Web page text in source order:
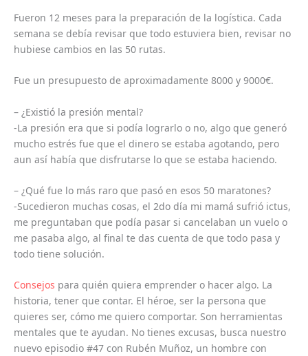
Fueron 12 meses para la preparación de la logística. Cada
semana se debía revisar que todo estuviera bien, revisar no
hubiese cambios en las 50 rutas.
Fue un presupuesto de aproximadamente 8000 y 9000€.
– ¿Existió la presión mental?
-La presión era que si podía lograrlo o no, algo que generó
mucho estrés fue que el dinero se estaba agotando, pero
aun así había que disfrutarse lo que se estaba haciendo.
– ¿Qué fue lo más raro que pasó en esos 50 maratones?
-Sucedieron muchas cosas, el 2do día mi mamá sufrió ictus,
me preguntaban que podía pasar si cancelaban un vuelo o
me pasaba algo, al final te das cuenta de que todo pasa y
todo tiene solución.
Consejos para quién quiera emprender o hacer algo. La
historia, tener que contar. El héroe, ser la persona que
quieres ser, cómo me quiero comportar. Son herramientas
mentales que te ayudan. No tienes excusas, busca nuestro
nuevo episodio #47 con Rubén Muñoz, un hombre con